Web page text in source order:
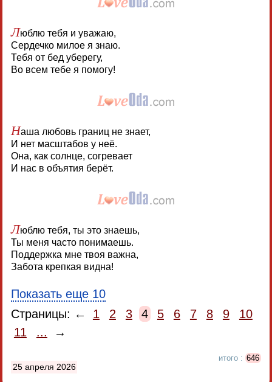
Люблю тебя и уважаю,
Сердечко милое я знаю.
Тебя от бед уберегу,
Во всем тебе я помогу!
Наша любовь границ не знает,
И нет масштабов у неё.
Она, как солнце, согревает
И нас в объятия берёт.
Люблю тебя, ты это знаешь,
Ты меня часто понимаешь.
Поддержка мне твоя важна,
Забота крепкая видна!
Показать еще 10
Страницы: ←
1 2 3 4 5 6 7 8 9
10
11
... →
итого : 646
25 апреля 2026